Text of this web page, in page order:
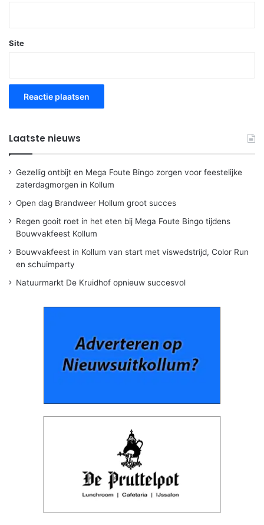
Site
Laatste nieuws
Gezellig ontbijt en Mega Foute Bingo zorgen voor feestelijke
zaterdagmorgen in Kollum
Open dag Brandweer Hollum groot succes
Regen gooit roet in het eten bij Mega Foute Bingo tijdens
Bouwvakfeest Kollum
Bouwvakfeest in Kollum van start met viswedstrijd, Color Run
en schuimparty
Natuurmarkt De Kruidhof opnieuw succesvol